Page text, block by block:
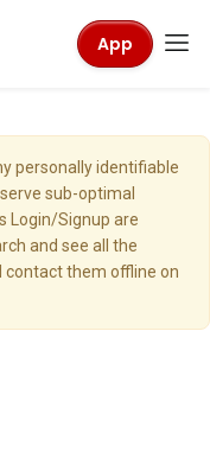
App
personally identifiable
sub-optimal
Login/Signup are
and see all the
contact them offline on